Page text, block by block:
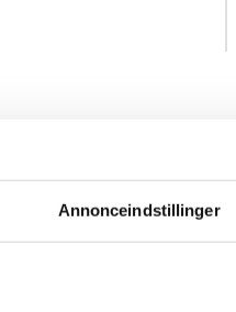
Annonceindstillinger